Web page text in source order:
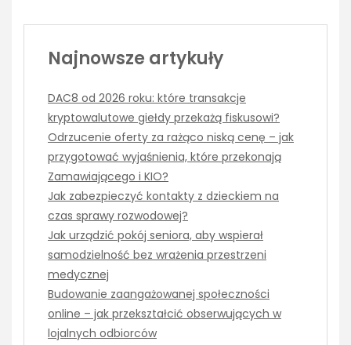
Najnowsze artykuły
DAC8 od 2026 roku: które transakcje
kryptowalutowe giełdy przekażą fiskusowi?
Odrzucenie oferty za rażąco niską cenę – jak
przygotować wyjaśnienia, które przekonają
Zamawiającego i KIO?
Jak zabezpieczyć kontakty z dzieckiem na
czas sprawy rozwodowej?
Jak urządzić pokój seniora, aby wspierał
samodzielność bez wrażenia przestrzeni
medycznej
Budowanie zaangażowanej społeczności
online – jak przekształcić obserwujących w
lojalnych odbiorców